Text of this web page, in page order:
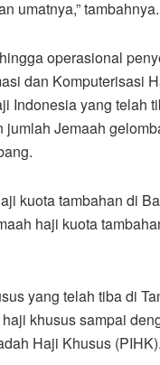
umatnya,” tambahnya.
operasional
dan Komputerisasi
Indonesia yang telah
jumlah Jemaah
kuota tambahan di
haji kuota
yang telah tiba di
khusus sampai
Haji Khusus (PIHK).